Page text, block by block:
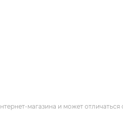
магазина и может отличаться